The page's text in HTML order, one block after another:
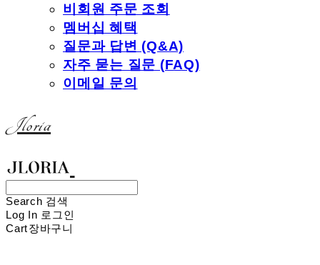
비회원 주문 조회
멤버십 혜택
질문과 답변 (Q&A)
자주 묻는 질문 (FAQ)
이메일 문의
Jloria
Search 검색
Log In 로그인
Cart장바구니